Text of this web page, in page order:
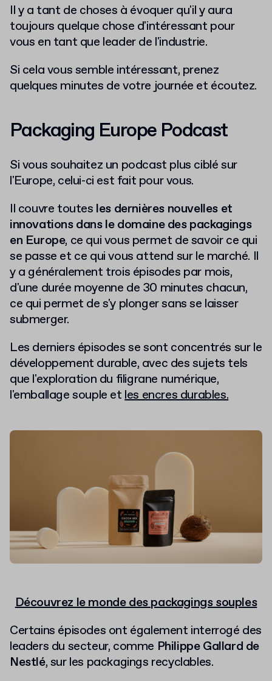
Il y a tant de choses à évoquer qu'il y aura
toujours quelque chose d'intéressant pour
vous en tant que leader de l'industrie.
Si cela vous semble intéressant, prenez
quelques minutes de votre journée et écoutez.
Packaging Europe Podcast
Si vous souhaitez un podcast plus ciblé sur
l'Europe, celui-ci est fait pour vous.
Il couvre toutes les dernières nouvelles et
innovations dans le domaine des packagings
en Europe, ce qui vous permet de savoir ce qui
se passe et ce qui vous attend sur le marché. Il
y a généralement trois épisodes par mois,
d'une durée moyenne de 30 minutes chacun,
ce qui permet de s'y plonger sans se laisser
submerger.
Les derniers épisodes se sont concentrés sur le
développement durable, avec des sujets tels
que l'exploration du filigrane numérique,
l'emballage souple etles encres durables.
Découvrez le monde des packagings souples
Certains épisodes ont également interrogé des
leaders du secteur, comme Philippe Gallard de
Nestlé, sur les packagings recyclables.